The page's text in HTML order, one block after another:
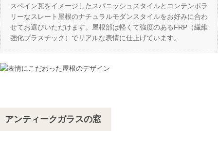
スペイン瓦をイメージしたスパニッシュスタイルとコンテンポラ
リーなスレート屋根のナチュラルモダンスタイルをお好みに合わ
せてお選びいただけます。屋根部は軽くて強度のあるFRP（繊維
強化プラスチック）でリアルな表情に仕上げています。
アンティークガラスの窓